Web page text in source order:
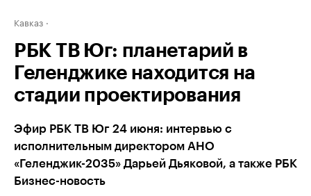
Кавказ
РБК ТВ Юг: планетарий в
Геленджике находится на
стадии проектирования
Эфир РБК ТВ Юг 24 июня: интервью с
исполнительным директором АНО
«Геленджик-2035» Дарьей Дьяковой, а также РБК
Бизнес-новость